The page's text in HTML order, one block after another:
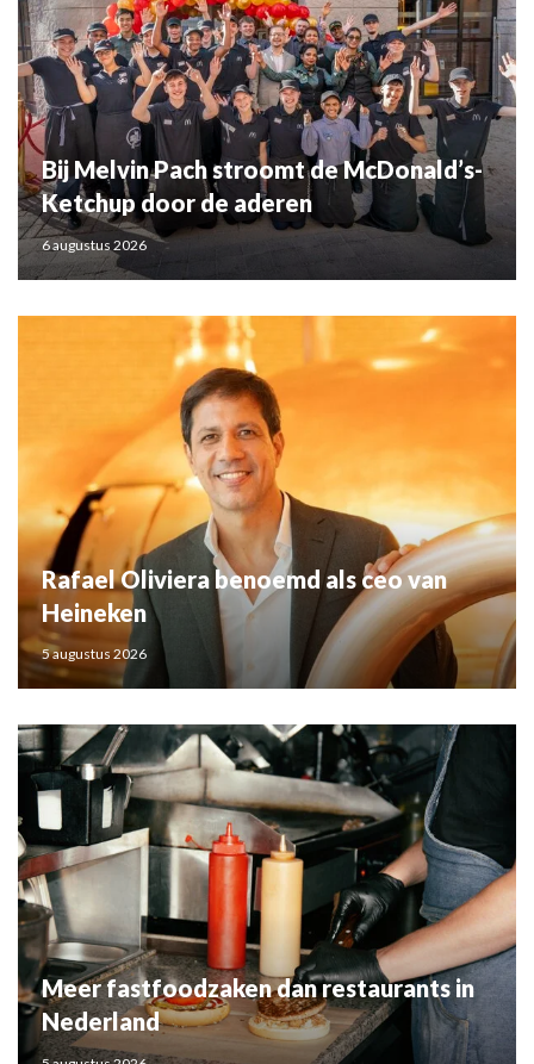
Bij Melvin Pach stroomt de McDonald’s-
Ketchup door de aderen
6 augustus 2026
Rafael Oliviera benoemd als ceo van
Heineken
5 augustus 2026
Meer fastfoodzaken dan restaurants in
Nederland